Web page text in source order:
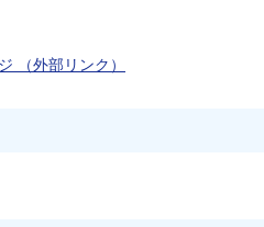
（外部リンク）